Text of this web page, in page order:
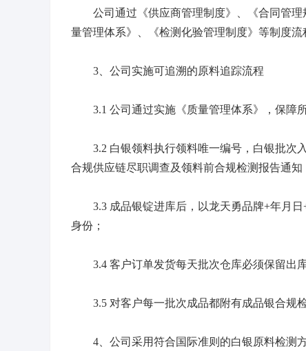
公司通过《供应商管理制度》、《合同管理
量管理体系》、《检测化验管理制度》等制度
3、公司实施可追溯的原料追踪流程
3.1 公司通过实施《质量管理体系》，保障所
3.2 白银领料执行领料唯一编号，白银批次
合规供应链尽职调查及领料前合规检测报告通知
3.3 成品银锭进库后，以龙天勇品牌+年月日
身份；
3.4 客户订单发货每天批次仓库必须保留出库
3.5 对客户每一批次成品都附有成品银合规检
4、公司采用符合国际准则的白银原料检测方